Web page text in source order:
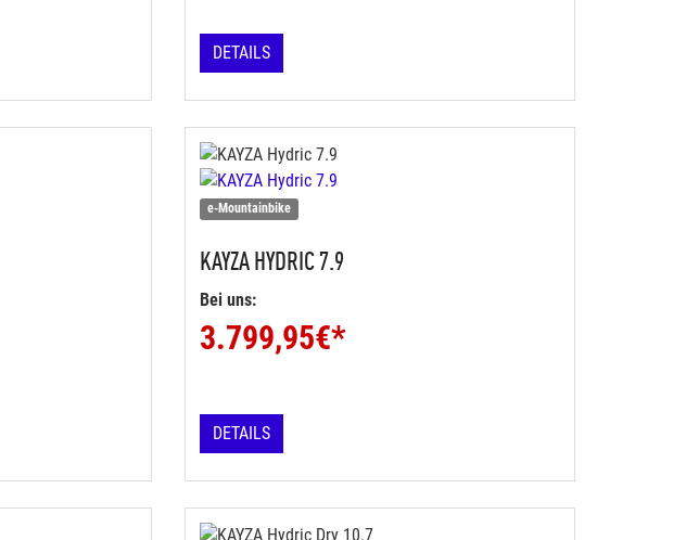
DETAILS
e-Mountainbike
KAYZAHYDRIC 7.9
Bei uns:
3.799,95€*
DETAILS